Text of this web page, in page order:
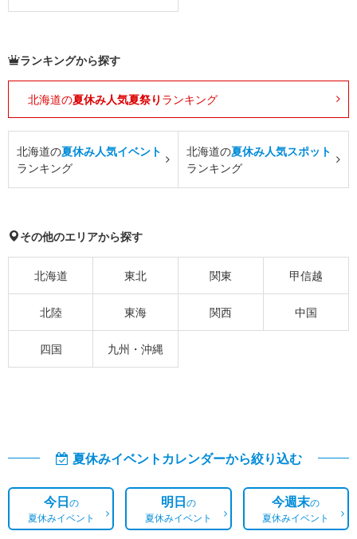
ランキングから探す
北海道の夏休み人気夏祭り ランキング
北海道の夏休み人気イベント
ランキング
北海道の夏休み人気スポット
ランキング
その他のエリアから探す
北海道 東北 関東 甲信越
北陸 東海 関西 中国
四国 九州・沖縄
夏休みイベントカレンダーから絞り込む
今日の
夏休みイベント
明日の
夏休みイベント
今週末の
夏休みイベント